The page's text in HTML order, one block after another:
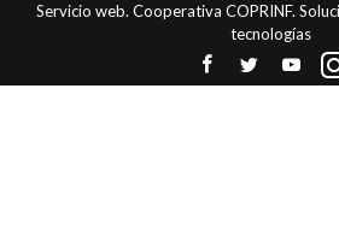
Servicio web. Cooperativa COPRINF.
tecnologías